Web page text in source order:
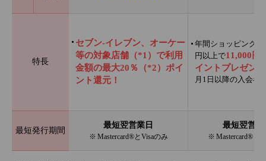
特長
セブン‐イレブン、オーケー
等の対象店舗（*1）で利用
金額の最大20％（*2）ポイ
ント還元！
年間ショッピング利
円以上で11,000円
イントプレゼント
月1日以降の入会者
最短発行期間
最短翌営業日
※ Mastercard®とVisaのみ
最短翌営業
※ Mastercard®と